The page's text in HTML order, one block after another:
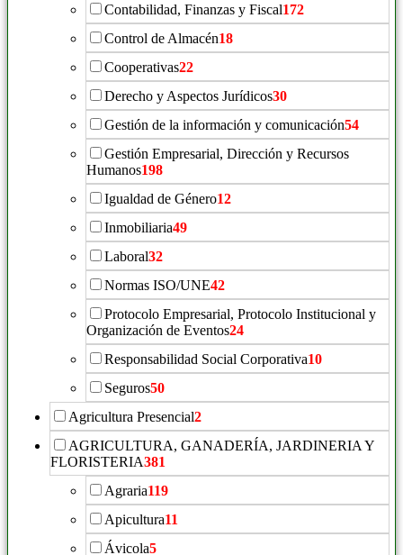
Contabilidad, Finanzas y Fiscal172
Control de Almacén18
Cooperativas22
Derecho y Aspectos Jurídicos30
Gestión de la información y comunicación54
Gestión Empresarial, Dirección y Recursos
Humanos198
Igualdad de Género12
Inmobiliaria49
Laboral32
Normas ISO/UNE42
Protocolo Empresarial, Protocolo Institucional y
Organización de Eventos24
Responsabilidad Social Corporativa10
Seguros50
Agricultura Presencial2
AGRICULTURA, GANADERÍA, JARDINERIA Y
FLORISTERIA381
Agraria119
Apicultura11
Ávicola5